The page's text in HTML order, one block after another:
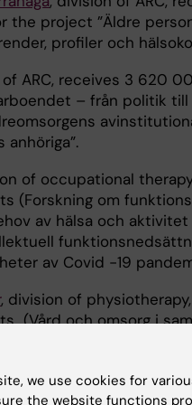
the project ”Äldre
profiler och
of ARC, receives 3 620
– från politik till
of occupational
(Forskning om
av hälsa och
av Covid -19
, division of
(Vård och omsorg i
– effekt och
we use cookies for
the website functions